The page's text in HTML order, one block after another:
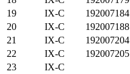
19
IX-C 192007184
20
IX-C 192007188
21
IX-C 192007204
22
IX-C 192007205
23
IX-C